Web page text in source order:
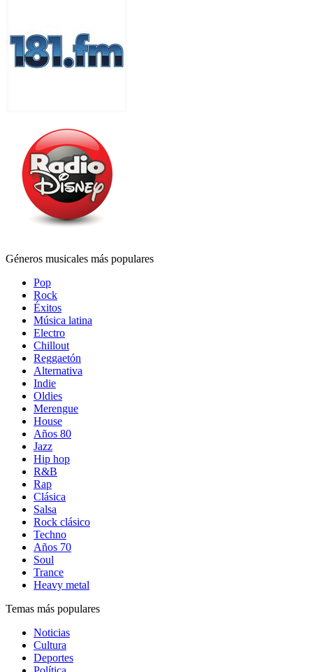
Géneros musicales más populares
Pop
Rock
Éxitos
Música latina
Electro
Chillout
Reggaetón
Alternativa
Indie
Oldies
Merengue
House
Años 80
Jazz
Hip hop
R&B
Rap
Clásica
Salsa
Rock clásico
Techno
Años 70
Soul
Trance
Heavy metal
Temas más populares
Noticias
Cultura
Deportes